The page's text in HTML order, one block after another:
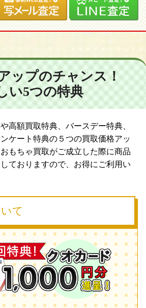
ップのチャンス！
い5つの特典
高額買取特典、バースデー特典、
ケート特典の５つの買取価格アッ
もちゃ買取がご成立した際に商品
ておりますので、お得にご利用い
て